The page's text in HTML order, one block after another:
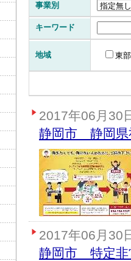
事業別
キーワード
地域 東部
2017年06月30
静岡市 静岡県
2017年06月30
静岡市 特定非